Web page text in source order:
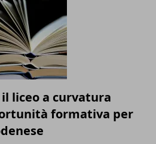
liceo a curvatura
formativa per